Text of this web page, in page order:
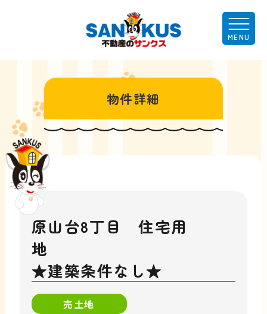
物件詳細
原山台8丁目 住宅用
★建築条件なし★
売土地